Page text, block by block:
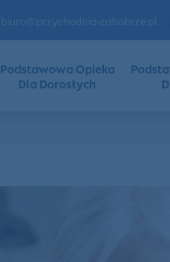
biuro@przychodnia-zabobrze.pl
Podstawowa Opieka
Dla Dorosłych